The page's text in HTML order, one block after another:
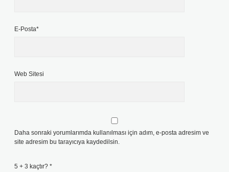
E-Posta*
Web Sitesi
Daha sonraki yorumlarımda kullanılması için adım, e-posta adresim ve
site adresim bu tarayıcıya kaydedilsin.
5 + 3 kaçtır? *